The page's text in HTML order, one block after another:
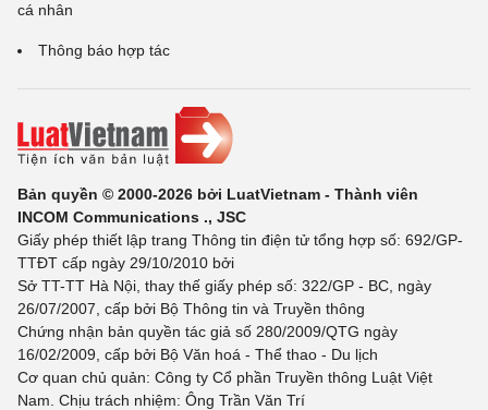
cá nhân
Thông báo hợp tác
Bản quyền © 2000-2026 bởi LuatVietnam - Thành viên
INCOM Communications ., JSC
Giấy phép thiết lập trang Thông tin điện tử tổng hợp số: 692/GP-
TTĐT cấp ngày 29/10/2010 bởi
Sở TT-TT Hà Nội, thay thế giấy phép số: 322/GP - BC, ngày
26/07/2007, cấp bởi Bộ Thông tin và Truyền thông
Chứng nhận bản quyền tác giả số 280/2009/QTG ngày
16/02/2009, cấp bởi Bộ Văn hoá - Thể thao - Du lịch
Cơ quan chủ quản: Công ty Cổ phần Truyền thông Luật Việt
Nam. Chịu trách nhiệm: Ông Trần Văn Trí